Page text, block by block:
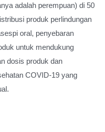
adalah perempuan) di 50
produk perlindungan
oral, penyebaran
untuk mendukung
dosis produk dan
COVID-19 yang